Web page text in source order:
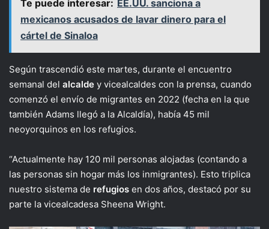
Te puede interesar: EE.UU. sanciona a
mexicanos acusados de lavar dinero para el
cártel de Sinaloa
Según trascendió este martes, durante el encuentro
semanal del alcalde y vicealcaldes con la prensa, cuando
comenzó el envío de migrantes en 2022 (fecha en la que
también Adams llegó a la Alcaldía), había 45 mil
neoyorquinos en los refugios.
“Actualmente hay 120 mil personas alojadas (contando a
las personas sin hogar más los inmigrantes). Esto triplica
nuestro sistema de refugios en dos años, destacó por su
parte la vicealcadesa Sheena Wright.